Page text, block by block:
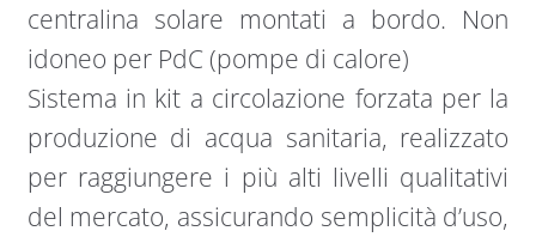
centralina solare montati a bordo. Non
idoneo per PdC (pompe di calore)
Sistema in kit a circolazione forzata per la
produzione di acqua sanitaria, realizzato
per raggiungere i più alti livelli qualitativi
del mercato, assicurando semplicità d’uso,